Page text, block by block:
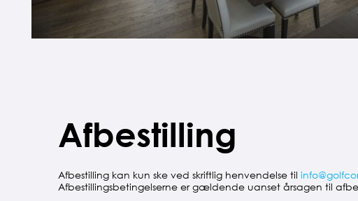
Afbestilling
Afbestilling kan kun ske ved skriftlig henvendelse til
Afbestillingsbetingelserne er gældende uanset årsagen til